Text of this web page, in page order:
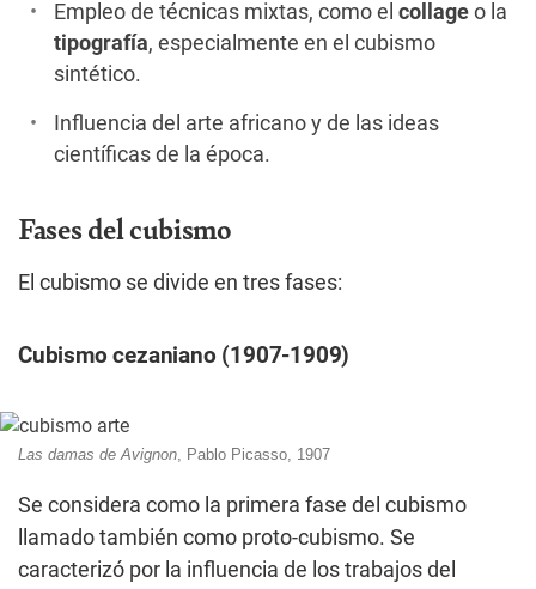
Empleo de técnicas mixtas, como el collage o la
tipografía, especialmente en el cubismo
sintético.
Influencia del arte africano y de las ideas
científicas de la época.
Fases del cubismo
El cubismo se divide en tres fases:
Cubismo cezaniano (1907-1909)
Las damas de Avignon, Pablo Picasso, 1907
Se considera como la primera fase del cubismo
llamado también como proto-cubismo. Se
caracterizó por la influencia de los trabajos del